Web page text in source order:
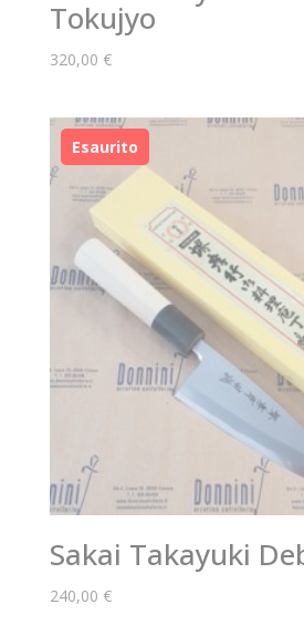
Tokujyo
320,00 €
Sakai Takayuki
240,00 €